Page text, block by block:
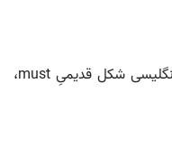
«ماون»؛ در لهجهٔ اسکاتلندی و شمال انگلیسی شکل قدیمیِ must،